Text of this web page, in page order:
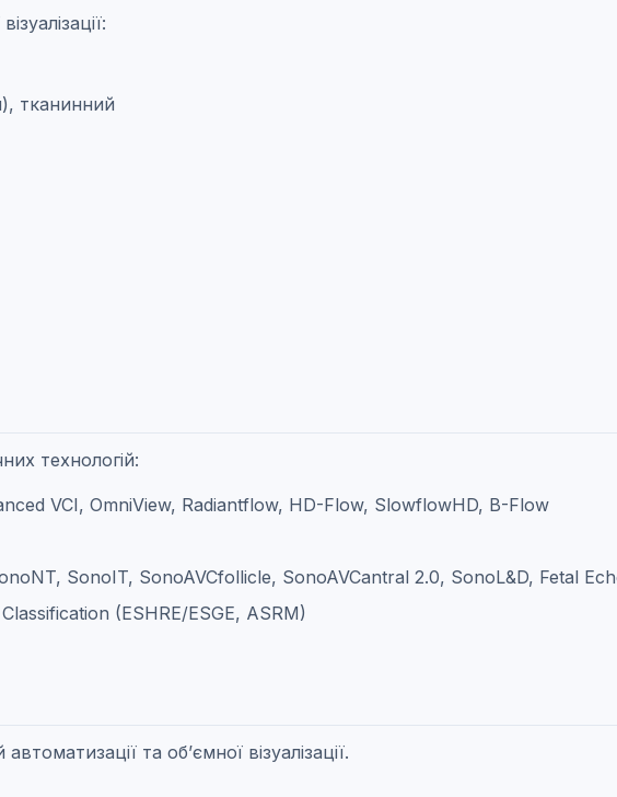
тканинний
технологій:
VCI, OmniView, Radiantflow, HD-Flow, SlowflowHD, B-Flow
SonoIT, SonoAVCfollicle, SonoAVCantral 2.0, SonoL&D, Fetal
(ESHRE/ESGE, ASRM)
та об’ємної візуалізації.